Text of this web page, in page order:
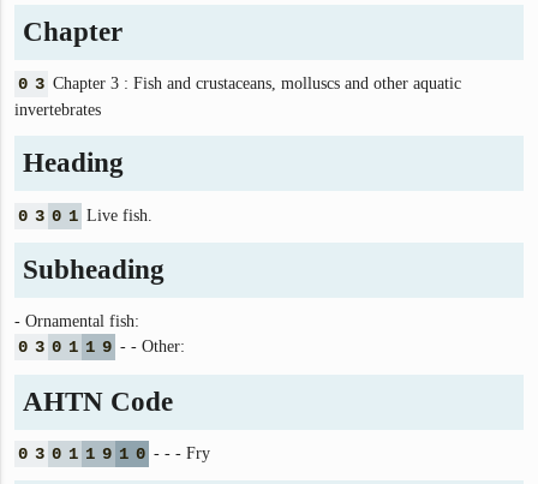
Chapter
0 3 Chapter 3 : Fish and crustaceans, molluscs and other aquatic
invertebrates
Heading
0 3 0 1 Live fish.
Subheading
- Ornamental fish:
0 3 0 1 1 9 - - Other:
AHTN Code
0 3 0 1 1 9 1 0 - - - Fry